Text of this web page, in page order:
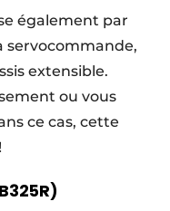
également par
servocommande,
extensible.
ou vous
ce cas, cette